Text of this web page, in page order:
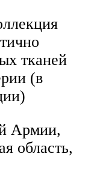
тканей
(в
Армии,
область,